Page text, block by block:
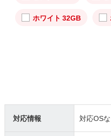
ホワイト 32GB
対応情報 対応OS